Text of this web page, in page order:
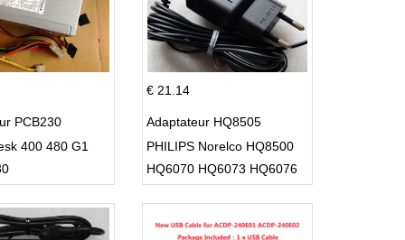
PCB230
400 480 G1
€ 21.14
Adaptateur HQ8505
PHILIPS Norelco HQ8500
HQ6070 HQ6073 HQ6076